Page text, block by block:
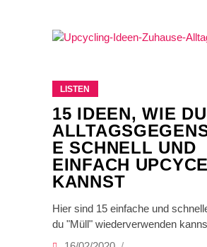
LISTEN
15 IDEEN, WIE DU
E SCHNELL UND
EINFACH
KANNST
Hier sind 15 einfache und
du "Müll" wiederverwenden